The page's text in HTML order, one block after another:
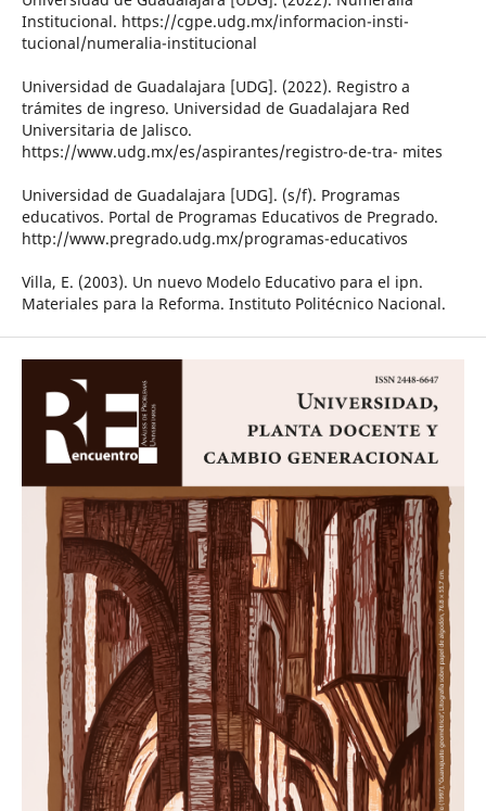
Institucional. https://cgpe.udg.mx/informacion-insti-
tucional/numeralia-institucional
Universidad de Guadalajara [UDG]. (2022). Registro a
trámites de ingreso. Universidad de Guadalajara Red
Universitaria de Jalisco.
https://www.udg.mx/es/aspirantes/registro-de-tra- mites
Universidad de Guadalajara [UDG]. (s/f). Programas
educativos. Portal de Programas Educativos de Pregrado.
http://www.pregrado.udg.mx/programas-educativos
Villa, E. (2003). Un nuevo Modelo Educativo para el ipn.
Materiales para la Reforma. Instituto Politécnico Nacional.